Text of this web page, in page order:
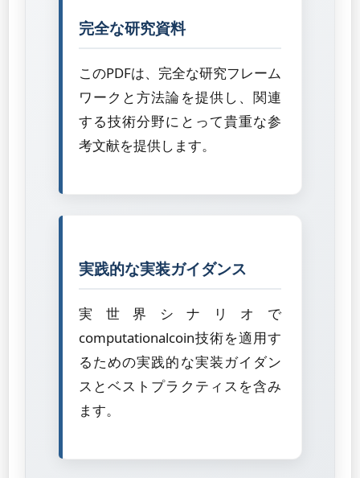
完全な研究資料
このPDFは、完全な研究フレーム
ワークと方法論を提供し、関連
する技術分野にとって貴重な参
考文献を提供します。
実践的な実装ガイダンス
実世界シナリオで
computationalcoin技術を適用す
るための実践的な実装ガイダン
スとベストプラクティスを含み
ます。